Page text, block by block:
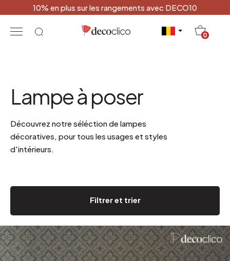
10% en plus sur les rangements avec DECO10
0
Lampe à poser
Découvrez notre séléction de lampes
décoratives, pour tous les usages et styles
d'intérieurs.
Filtrer et trier